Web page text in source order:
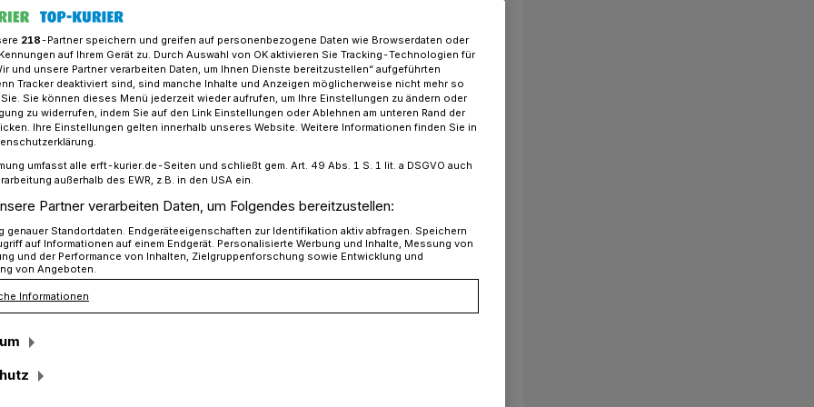
„Actionbound“ durch die Stadt
Grevenbroich
bietet in den Ferien eine
Bend und Stadtpark für Familie
Weg durch eine Smartphoneapp.
218-Partner speichern und greifen auf personenbezogene Daten wie Browserdaten oder
auf Ihrem Gerät zu. Durch Auswahl von OK aktivieren Sie Tracking-Technologien für
und unsere Partner verarbeiten Daten, um Ihnen Dienste bereitzustellen“ aufgeführten
Tracker deaktiviert sind, sind manche Inhalte und Anzeigen möglicherweise nicht mehr so
Sie können dieses Menü jederzeit wieder aufrufen, um Ihre Einstellungen zu ändern oder
zu widerrufen, indem Sie auf den Link Einstellungen oder Ablehnen am unteren Rand der
Ihre Einstellungen gelten innerhalb unseres Website. Weitere Informationen finden Sie in
umfasst alle erft-kurier.de-Seiten und schließt gem. Art. 49 Abs. 1 S. 1 lit. a DSGVO auch
außerhalb des EWR, z.B. in den USA ein.
Partner verarbeiten Daten, um Folgendes bereitzustellen:
genauer Standortdaten. Endgeräteeigenschaften zur Identifikation aktiv abfragen. Speichern
auf Informationen auf einem Endgerät. Personalisierte Werbung und Inhalte, Messung von
und der Performance von Inhalten, Zielgruppenforschung sowie Entwicklung und
von Angeboten.
Informationen